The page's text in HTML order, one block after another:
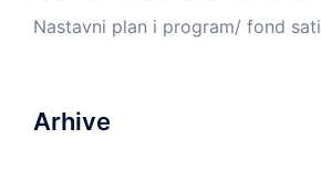
Nastavni plan i program/ fond sati
Arhive